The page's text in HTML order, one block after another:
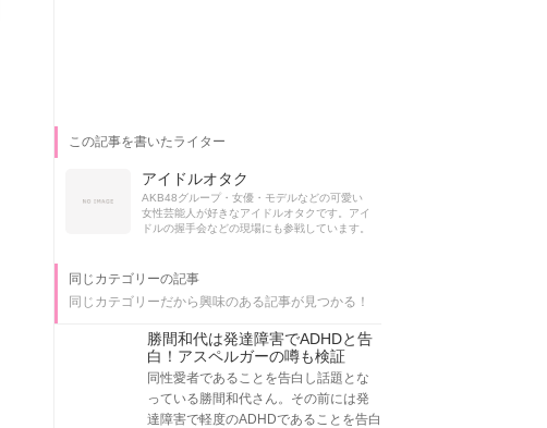
この記事を書いたライター
アイドルオタク
AKB48グループ・女優・モデルなどの可愛い
女性芸能人が好きなアイドルオタクです。アイ
ドルの握手会などの現場にも参戦しています。
同じカテゴリーの記事
同じカテゴリーだから興味のある記事が見つかる！
勝間和代は発達障害でADHDと告
白！アスペルガーの噂も検証
同性愛者であることを告白し話題とな
っている勝間和代さん。その前には発
達障害で軽度のADHDであることを告白